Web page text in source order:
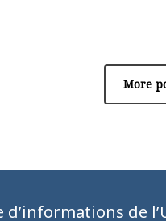
More
de